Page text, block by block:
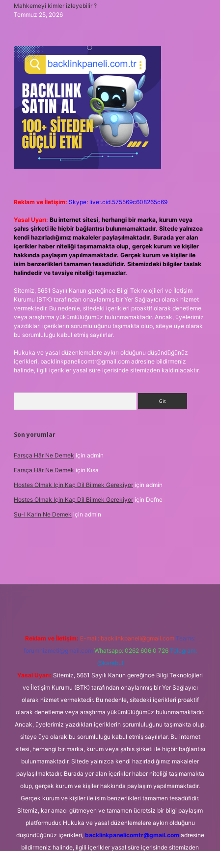
Mahkemeyi kimler izleyebilir ?
Temmuz 25, 2026
Reklam ve İletişim: Skype: live:.cid.575569c608265c69
Yasal Uyarı: Bu internet sitesi, herhangi bir marka, kurum veya
şahıs şirketi ile hiçbir bağlantısı bulunmamaktadır. Sitede yalnızca
kendi hazırladığımız makaleler paylaşılmaktadır. Burada yer alan
içerikler haber niteliği taşımamakta olup, gerçek kurum ve kişiler
hakkında paylaşım yapılmamaktadır. Gerçek kurum ve kişiler ile
isim benzerlikleri tamamen tesadüfidir. Sitemizdeki bilgiler taslak
halindedir ve tavsiye niteliği taşımazlar.
Sitemiz, 5651 Sayılı Kanun gereğince Bilgi Teknolojileri ve İletişim
Kurumu (BTK) tarafından onaylanmış bir Yer Sağlayıcı olarak hizmet
vermektedir. Bu nedenle, sitedeki içerikleri proaktif olarak denetleme
veya araştırma yükümlülüğümüz bulunmamaktadır. Ancak, üyelerimiz
yazdıkları içeriklerin sorumluluğunu taşımakta olup, siteye üye olarak
bu sorumluluğu kabul etmiş sayılırlar.
Hukuka ve yasal düzenlemelere aykırı olduğunu düşündüğünüz
içerikleri, backlinkpanelicomtr@gmail.com adresine bildirmeniz
halinde, ilgili içerikler yasal süre içerisinde sitemizden kaldırılacaktır.
Son yorumlar
Farsça Hâr Ne Demek için admin
Farsça Hâr Ne Demek için Kısa
Hostes Olmak Için Kaç Dil Bilmek Gerekiyor için admin
Hostes Olmak Için Kaç Dil Bilmek Gerekiyor için Defne
Su-I Karin Ne Demek için admin
Reklam ve İletişim: E-mail: backlinkpaneli@gmail.com Teams:
forumhizmeti@gmail.com Whatsapp: 0262 606 0 726 Telegram:
@karabul
Yasal Uyarı: Sitemiz, 5651 Sayılı Kanun gereğince Bilgi Teknolojileri
ve İletişim Kurumu (BTK) tarafından onaylanmış bir Yer Sağlayıcı
olarak hizmet vermektedir. Bu nedenle, sitedeki içerikleri proaktif
olarak denetleme veya araştırma yükümlülüğümüz bulunmamaktadır.
Ancak, üyelerimiz yazdıkları içeriklerin sorumluluğunu taşımakta olup,
siteye üye olarak bu sorumluluğu kabul etmiş sayılırlar. Bu internet
sitesi, herhangi bir marka, kurum veya şahıs şirketi ile hiçbir bağlantısı
bulunmamaktadır. Sitede yalnızca kendi hazırladığımız makaleler
paylaşılmaktadır. Burada yer alan içerikler haber niteliği taşımamakta
olup, gerçek kurum ve kişiler hakkında paylaşım yapılmamaktadır.
Gerçek kurum ve kişiler ile isim benzerlikleri tamamen tesadüfidir.
Sitemiz, kar amacı gütmeyen ve tamamen ücretsiz bir bilgi paylaşım
platformudur. Hukuka ve yasal düzenlemelere aykırı olduğunu
düşündüğünüz içerikleri, backlinkpanelicomtr@gmail.comadresine
bildirmeniz halinde, ilgili içerikler yasal süre içerisinde sitemizden